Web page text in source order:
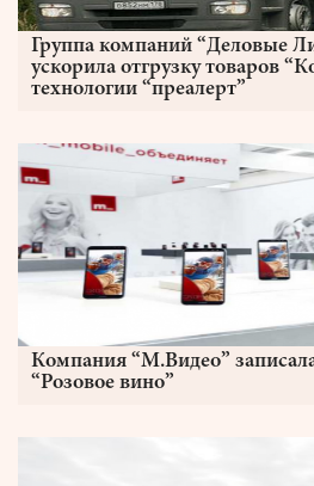
Группа компаний “Деловые
ускорила отгрузку товаров
технологии “преалерт”
Компания “М.Видео”
“Розовое вино”